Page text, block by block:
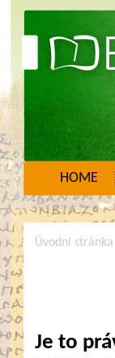
HOME
Úvodní stránka
Je to